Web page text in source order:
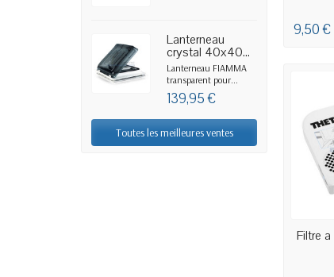
Lanterneau
crystal 40x40...
Lanterneau FIAMMA
transparent pour...
139,95 €
Toutes les meilleures ventes
9,50 €
Filtre